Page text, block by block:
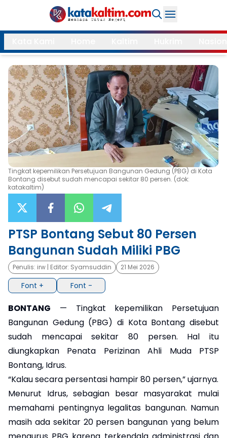
Daerah
Kukar
Samarinda
Bontang
Balikpapan
Kubar
Kutim
PPU
Mahulu
Paser
Berau
More
Internasional
Feature
Opini
Hidup
×
Search
Tingkat kepemilikan Persetujuan Bangunan Gedung (PBG) di Kota
Bontang disebut sudah mencapai sekitar 80 persen. (dok:
katakaltim)
PTSP Bontang Sebut 80 Persen
Bangunan Sudah Miliki PBG
Penulis: irw | Editor: Syamsuddin 21 Mei 2026
Font + Font -
BONTANG — Tingkat kepemilikan Persetujuan
Bangunan Gedung (PBG) di Kota Bontang disebut
sudah mencapai sekitar 80 persen. Hal itu
diungkapkan Penata Perizinan Ahli Muda PTSP
Bontang, Idrus.
“Kalau secara persentasi hampir 80 persen,” ujarnya.
Menurut Idrus, sebagian besar masyarakat mulai
memahami pentingnya legalitas bangunan. Namun
masih ada sekitar 20 persen bangunan yang belum